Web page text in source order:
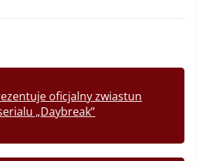
oficjalny zwiastun
„Daybreak”